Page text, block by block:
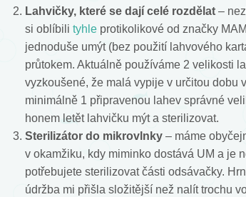
Lahvičky, které se dají celé rozdělat–
si oblíbili tyhleprotikolikové od značky
jednoduše umýt (bez použití lahvového
průtokem. Aktuálně používáme 2 velikosti
vyzkoušené, že malá vypije v určitou dobu
minimálně 1 připravenou lahev správné
honem letět lahvičku mýt a sterilizovat.
Sterilizátor do mikrovlnky– máme
v okamžiku, kdy miminko dostává UM a je
potřebujete sterilizovat části odsávačky.
údržba mi přišla složitější než nalít trochu